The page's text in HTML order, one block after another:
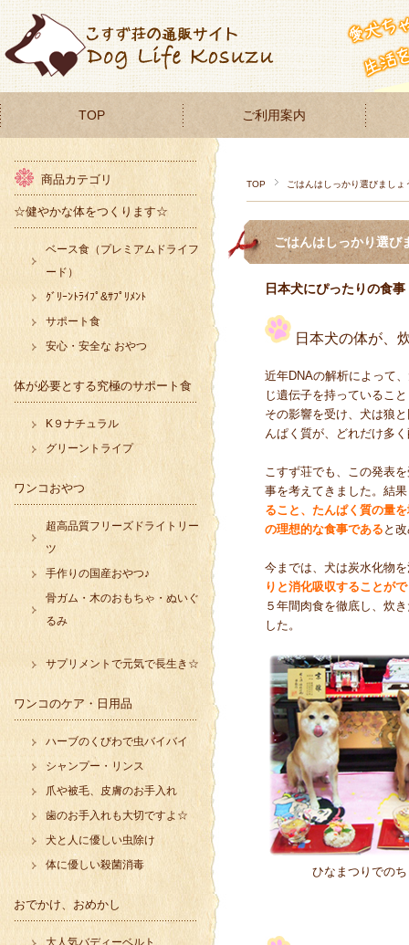
TOP ご利用案内
TOP ごはんはしっかり選びましょ
ごはんはしっかり選び
日本犬にぴったりの食事
日本犬の体が、
近年DNAの解析によって
じ遺伝子を持っているこ
その影響を受け、犬は狼
んぱく質が、どれだけ多
こすず荘でも、この発表
事を考えてきました。結
ること、たんぱく質の量
の理想的な食事である と
今までは、犬は炭水化物
りと消化吸収することが
５年間肉食を徹底し、炊
した。
ひなまつりでの
商品カテゴリ
☆健やかな体をつくります☆
ベース食（プレミアムドライフ
ード）
ｸﾞﾘｰﾝﾄﾗｲﾌﾟ&ｻﾌﾟﾘﾒﾝﾄ
サポート食
安心・安全な おやつ
体が必要とする究極のサポート食
K９ナチュラル
グリーントライプ
ワンコおやつ
超高品質フリーズドライトリー
ツ
手作りの国産おやつ♪
骨ガム・木のおもちゃ・ぬいぐ
るみ
サプリメントで元気で長生き☆
ワンコのケア・日用品
ハーブのくびわで虫バイバイ
シャンプー・リンス
爪や被毛、皮膚のお手入れ
歯のお手入れも大切ですよ☆
犬と人に優しい虫除け
体に優しい殺菌消毒
おでかけ、おめかし
大人気バディーベルト